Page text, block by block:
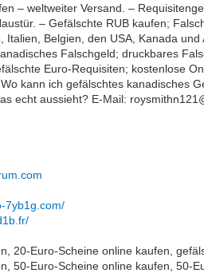
– weltweiter Versand. –
– Gefälschte RUB kaufen;
Italien, Belgien, den USA, Kanada
Falschgeld; druckbares
Euro-Requisiten; kostenlose
kann ich gefälschtes kanadisches
echt aussieht? E-Mail:
7yb1g.com/
20-Euro-Scheine online kaufen,
50-Euro-Scheine online kaufen, 50-